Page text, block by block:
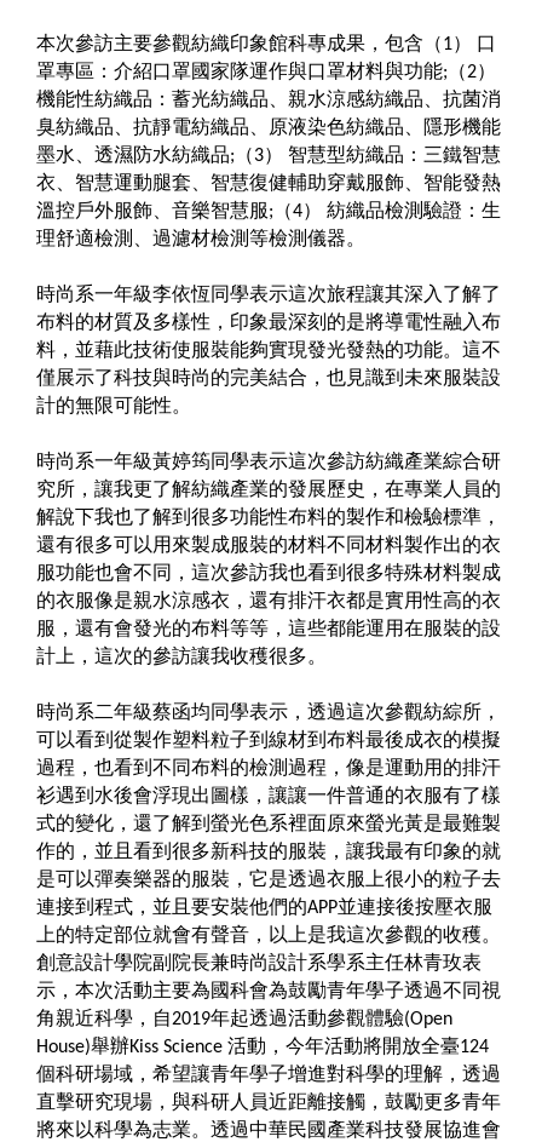
本次參訪主要參觀紡織印象館科專成果，包含（1）
口
罩專區：介紹口罩國家隊運作與口罩材料與功能; （2）
機能性紡織品：蓄光紡織品、親水涼感紡織品、抗菌消
臭紡織品、抗靜電紡織品、原液染色紡織品、隱形機能
墨水、透濕防水紡織品; （3）
智慧型紡織品：三鐵智慧
衣、智慧運動腿套、智慧復健輔助穿戴服飾、智能發熱
溫控戶外服飾、音樂智慧服; （4）
紡織品檢測驗證：生
理舒適檢測、過濾材檢測等檢測儀器。
時尚系一年級李依恆同學表示這次旅程讓其深入了解了
布料的材質及多樣性，印象最深刻的是將導電性融入布
料，並藉此技術使服裝能夠實現發光發熱的功能。這不
僅展示了科技與時尚的完美結合，也見識到未來服裝設
計的無限可能性。
時尚系一年級黃婷筠同學表示這次參訪紡織產業綜合研
究所，讓我更了解紡織產業的發展歷史，在專業人員的
解說下我也了解到很多功能性布料的製作和檢驗標準，
還有很多可以用來製成服裝的材料不同材料製作出的衣
服功能也會不同，這次參訪我也看到很多特殊材料製成
的衣服像是親水涼感衣，還有排汗衣都是實用性高的衣
服，還有會發光的布料等等，這些都能運用在服裝的設
計上，這次的參訪讓我收穫很多。
時尚系二年級蔡函均同學表示，透過這次參觀紡綜所，
可以看到從製作塑料粒子到線材到布料最後成衣的模擬
過程，也看到不同布料的檢測過程，像是運動用的排汗
衫遇到水後會浮現出圖樣，讓讓一件普通的衣服有了樣
式的變化，還了解到螢光色系裡面原來螢光黃是最難製
作的，並且看到很多新科技的服裝，讓我最有印象的就
是可以彈奏樂器的服裝，它是透過衣服上很小的粒子去
連接到程式，並且要安裝他們的APP並連接後按壓衣服
上的特定部位就會有聲音，以上是我這次參觀的收穫。
創意設計學院副院長兼時尚設計系學系主任林青玫表
示，本次活動主要為國科會為鼓勵青年學子透過不同視
角親近科學，自2019年起透過活動參觀體驗(Open
House)舉辦Kiss Science 活動，今年活動將開放全臺124
個科研場域，希望讓青年學子增進對科學的理解，透過
直擊研究現場，與科研人員近距離接觸，鼓勵更多青年
將來以科學為志業。透過中華民國產業科技發展協進會